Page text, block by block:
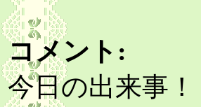
コメント:
今日の出来事